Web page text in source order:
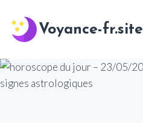
contenu
Voyance-fr.site